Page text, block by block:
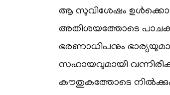
ആ സുവിശേഷം
അതിശയത്തോടെ പാചകം
ഭരണാധിപനും
സഹായവുമായി
കൗതുകത്തോടെ